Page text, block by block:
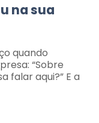
na sua
quando
“Sobre
falar aqui?” E a